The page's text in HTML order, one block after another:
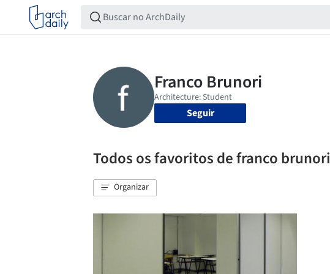
Seguir
Todos os favoritos de franco brunori
Organizar